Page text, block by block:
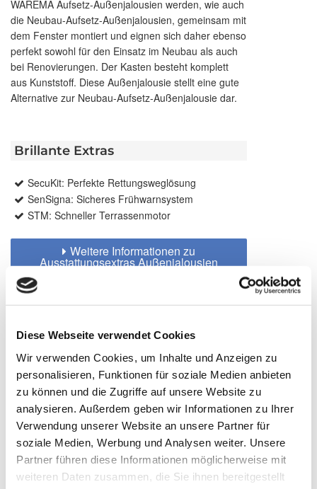
Diese Webseite verwendet Cookies
Wir verwenden Cookies, um Inhalte und Anzeigen zu
personalisieren, Funktionen für soziale Medien anbieten
zu können und die Zugriffe auf unsere Website zu
analysieren. Außerdem geben wir Informationen zu Ihrer
Verwendung unserer Website an unsere Partner für
soziale Medien, Werbung und Analysen weiter. Unsere
Partner führen diese Informationen möglicherweise mit
weiteren Daten zusammen, die Sie ihnen bereitgestellt
WAREMA Aufsetz-Außenjalousien werden, wie auch
die Neubau-Aufsetz-Außenjalousien, gemeinsam mit
dem Fenster montiert und eignen sich daher ebenso
perfekt sowohl für den Einsatz im Neubau als auch
bei Renovierungen. Der Kasten besteht komplett
aus Kunststoff. Diese Außenjalousie stellt eine gute
Alternative zur Neubau-Aufsetz-Außenjalousie dar.
Brillante Extras
SecuKit: Perfekte Rettungsweglösung
SenSigna: Sicheres Frühwarnsystem
STM: Schneller Terrassenmotor
Weitere Informationen zu
Ausstattungsextras Außenjalousien
Farben
Weitere Informationen
Das könnte Sie auch interessieren